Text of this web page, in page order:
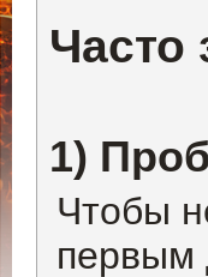
Часто
1)
Чтобы
первым